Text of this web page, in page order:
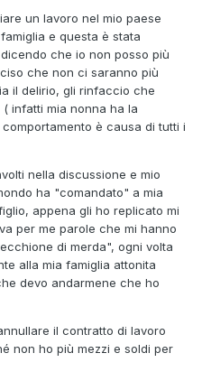
un lavoro nel mio paese
e questa è stata
che io non posso più
che non ci saranno più
il delirio, gli rinfaccio che
infatti mia nonna ha la
è causa di tutti i
nella discussione e mio
ha "comandato" a mia
appena gli ho replicato mi
per me parole che mi hanno
di merda", ogni volta
alla mia famiglia attonita
devo andarmene che ho
il contratto di lavoro
non ho più mezzi e soldi per